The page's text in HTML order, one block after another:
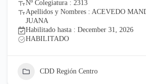
Nº Colegiatura : 2313
Apellidos y Nombres : ACEVEDO
JUANA
Habilitado hasta : December 31, 2026
HABILITADO
CDD Región Centro